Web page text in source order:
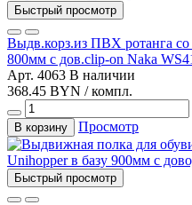
Быстрый просмотр
Выдв.корз.из ПВХ ротанга со
800мм c дов.clip-on Naka
Арт. 4063 В наличии
368.45 BYN / компл.
В корзину Просмотр
Быстрый просмотр